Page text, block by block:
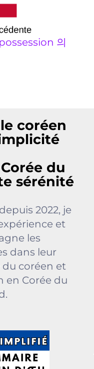
의
coréen
du
sérénité
2022, je
et
les
dans leur
coréen et
en Corée du